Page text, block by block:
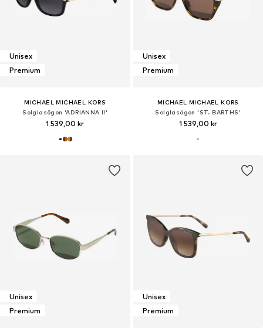
Unisex
Premium
MICHAEL MICHAEL KORS
Solglasögon 'ADRIANNA II'
1 539,00 kr
Unisex
Premium
MICHAEL MICHAEL KORS
Solglasögon 'ST. BARTHS'
1 539,00 kr
Unisex
Premium
Unisex
Premium